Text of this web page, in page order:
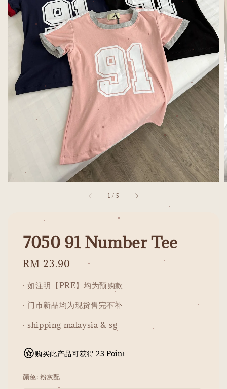
1 / 5
7050 91 Number Tee
Regular
RM 23.90
· 如注明【PRE】均为预购款
· 门市新品均为现货售完不补
· shipping malaysia & sg
购买此产品可获得 23 Point
颜色: 粉灰配